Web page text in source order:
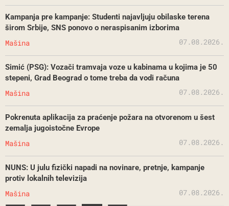
Kampanja pre kampanje: Studenti najavljuju obilaske terena
širom Srbije, SNS ponovo o neraspisanim izborima
Mašina 07.08.2026.
Simić (PSG): Vozači tramvaja voze u kabinama u kojima je 50
stepeni, Grad Beograd o tome treba da vodi računa
Mašina 07.08.2026.
Pokrenuta aplikacija za praćenje požara na otvorenom u šest
zemalja jugoistočne Evrope
Mašina 07.08.2026.
NUNS: U julu fizički napadi na novinare, pretnje, kampanje
protiv lokalnih televizija
Mašina 07.08.2026.